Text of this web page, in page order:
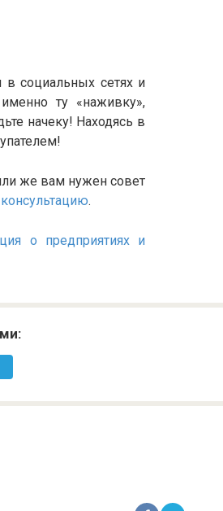
социальных сетях и
ту «наживку»,
начеку! Находясь в
же вам нужен совет
.
о предприятиях и